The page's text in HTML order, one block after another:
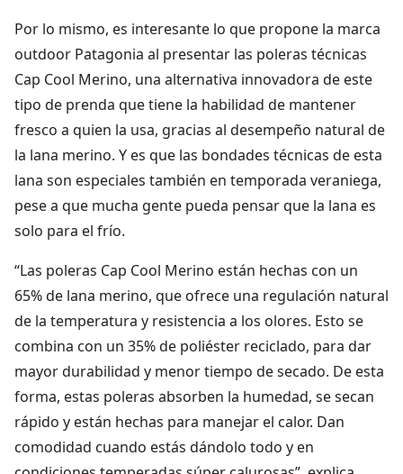
Por lo mismo, es interesante lo que propone la marca
outdoor Patagonia al presentar las poleras técnicas
Cap Cool Merino, una alternativa innovadora de este
tipo de prenda que tiene la habilidad de mantener
fresco a quien la usa, gracias al desempeño natural de
la lana merino. Y es que las bondades técnicas de esta
lana son especiales también en temporada veraniega,
pese a que mucha gente pueda pensar que la lana es
solo para el frío.
“Las poleras Cap Cool Merino están hechas con un
65% de lana merino, que ofrece una regulación natural
de la temperatura y resistencia a los olores. Esto se
combina con un 35% de poliéster reciclado, para dar
mayor durabilidad y menor tiempo de secado. De esta
forma, estas poleras absorben la humedad, se secan
rápido y están hechas para manejar el calor. Dan
comodidad cuando estás dándolo todo y en